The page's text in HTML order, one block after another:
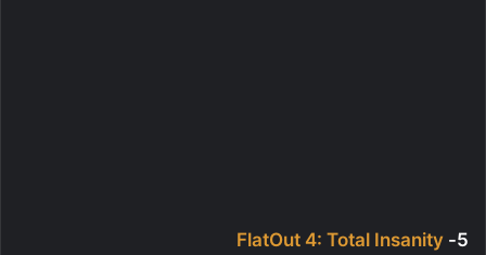
5-
FlatOut 4: Total Insanity